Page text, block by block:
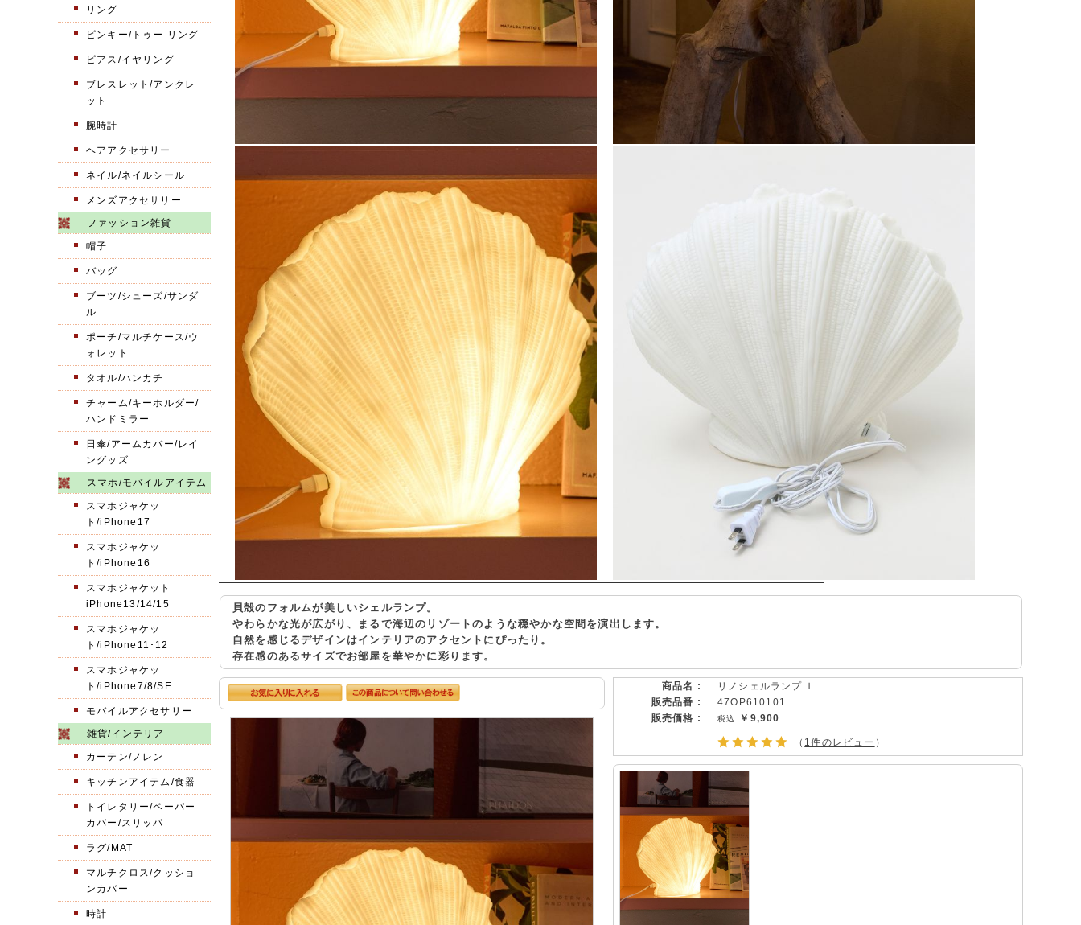
貝殻のフォルムが美しいシェルランプ。
やわらかな光が広がり、まるで海辺のリゾートのような穏やかな空間を演出します。
自然を感じるデザインはインテリアのアクセントにぴったり。
存在感のあるサイズでお部屋を華やかに彩ります。
商品名 :
リノシェルランプ Ｌ
販売品番 :
47OP610101
販売価格 :
￥9,900
（ 1件のレビュー ）
リング
ピンキー/トゥー リング
ピアス/イヤリング
ブレスレット/アンクレ
ット
腕時計
ヘアアクセサリー
ネイル/ネイルシール
メンズアクセサリー
ファッション雑貨
帽子
バッグ
ブーツ/シューズ/サンダ
ル
ポーチ/マルチケース/ウ
ォレット
タオル/ハンカチ
チャーム/キーホルダー/
ハンドミラー
日傘/アームカバー/レイ
ングッズ
スマホ/モバイルアイテム
スマホジャケッ
ト/iPhone17
スマホジャケッ
ト/iPhone16
スマホジャケット
iPhone13/14/15
スマホジャケッ
ト/iPhone11･12
スマホジャケッ
ト/iPhone7/8/SE
モバイルアクセサリー
雑貨/インテリア
カーテン/ノレン
キッチンアイテム/食器
トイレタリー/ペーパー
カバー/スリッパ
ラグ/MAT
マルチクロス/クッショ
ンカバー
時計